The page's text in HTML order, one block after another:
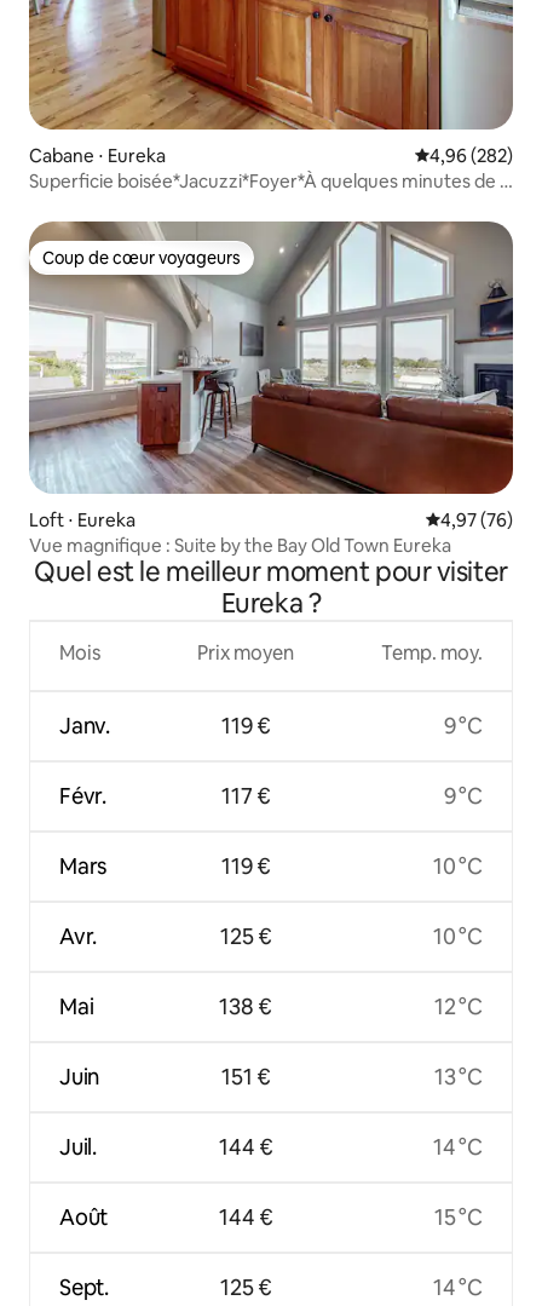
Cabane ⋅ Eureka Évaluation
4,96 (282)
Superficie boisée*Jacuzzi*Foyer*À quelques minutes de la
Coup de cœur voyageurs
Coup de cœur voyageurs
Loft ⋅ Eureka Évaluation
4,97 (76)
Vue magnifique : Suite by the Bay Old Town Eureka
Quel est le meilleur moment pour visiter
Eureka ?
Mois
Janv.
Févr.
Mars
Avr.
Mai
Juin
Juil.
Août
Sept.
Prix moyen
119 €
117 €
119 €
125 €
138 €
151 €
144 €
144 €
125 €
Temp. moy.
9 °C
9 °C
10 °C
10 °C
12 °C
13 °C
14 °C
15 °C
14 °C